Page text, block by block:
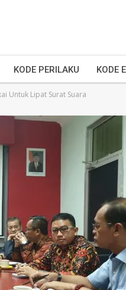
KODE PERILAKU KODE
Untuk Lipat Surat Suara